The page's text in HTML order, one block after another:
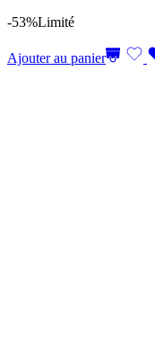
-53%Limité
Ajouter au panier